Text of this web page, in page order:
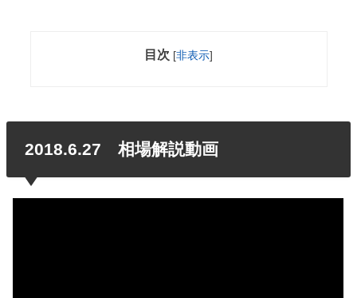
目次 [非表示]
2018.6.27 相場解説動画